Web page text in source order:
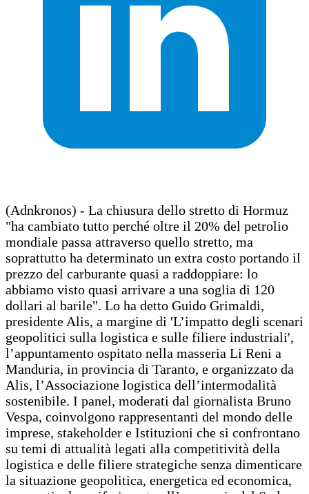
(Adnkronos) - La chiusura dello stretto di Hormuz
"ha cambiato tutto perché oltre il 20% del petrolio
mondiale passa attraverso quello stretto, ma
soprattutto ha determinato un extra costo portando il
prezzo del carburante quasi a raddoppiare: lo
abbiamo visto quasi arrivare a una soglia di 120
dollari al barile". Lo ha detto Guido Grimaldi,
presidente Alis, a margine di 'L’impatto degli scenari
geopolitici sulla logistica e sulle filiere industriali',
l’appuntamento ospitato nella masseria Li Reni a
Manduria, in provincia di Taranto, e organizzato da
Alis, l’Associazione logistica dell’intermodalità
sostenibile. I panel, moderati dal giornalista Bruno
Vespa, coinvolgono rappresentanti del mondo delle
imprese, stakeholder e Istituzioni che si confrontano
su temi di attualità legati alla competitività della
logistica e delle filiere strategiche senza dimenticare
la situazione geopolitica, energetica ed economica,